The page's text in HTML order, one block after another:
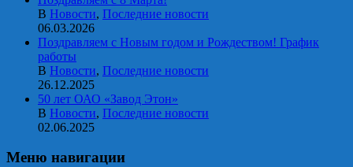
В Новости, Последние новости
06.03.2026
Поздравляем с Новым годом и Рождеством! График
работы
В Новости, Последние новости
26.12.2025
50 лет ОАО «Завод Этон»
В Новости, Последние новости
02.06.2025
Меню навигации